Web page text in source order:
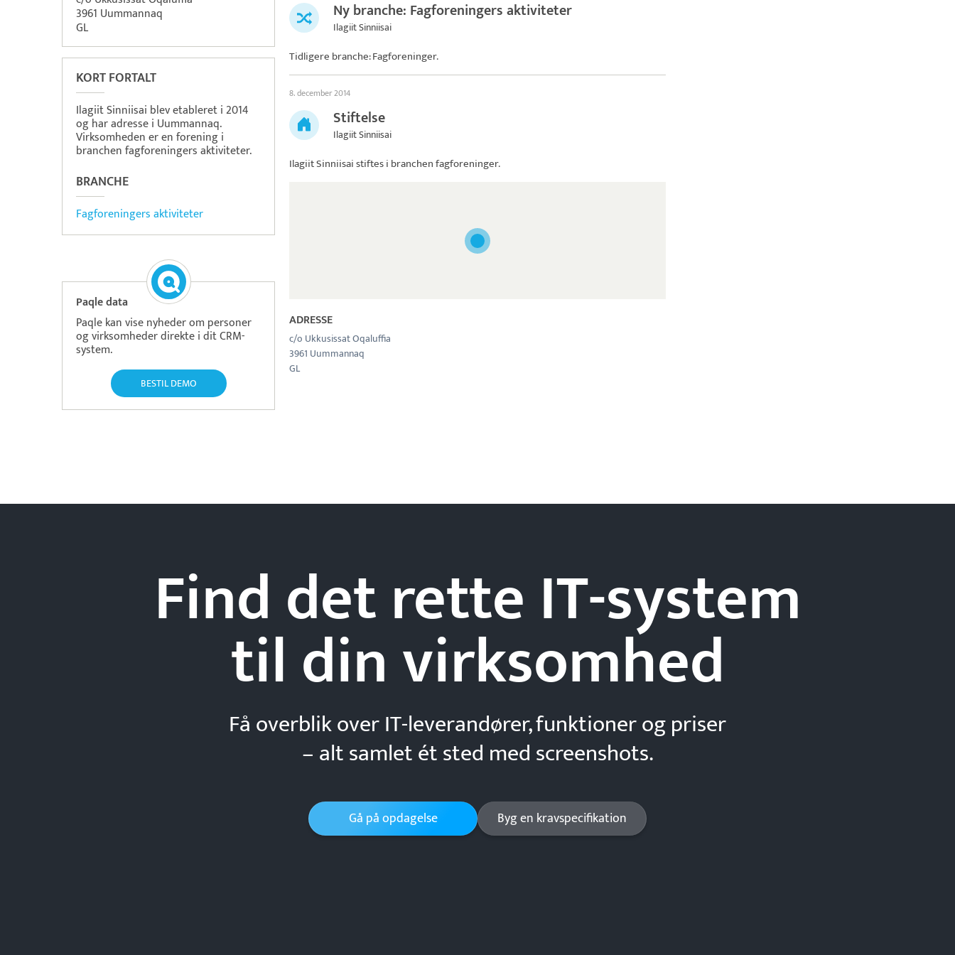
3961 Uummannaq
GL
KORT FORTALT
Ilagiit Sinniisai blev etableret i 2014
og har adresse i Uummannaq.
Virksomheden er en forening i
branchen fagforeningers aktiviteter.
BRANCHE
Fagforeningers aktiviteter
Paqle data
Paqle kan vise nyheder om personer
og virksomheder direkte i dit CRM-
system.
BESTIL DEMO
Ny branche: Fagforeningers aktiviteter
Ilagiit Sinniisai
Tidligere branche: Fagforeninger.
8. december 2014
Stiftelse
Ilagiit Sinniisai
Ilagiit Sinniisaistiftes i branchen fagforeninger.
ADRESSE
c/o Ukkusissat Oqaluffia
3961 Uummannaq
GL
Find det rette IT-system
tildinvirksomhed
Få overblik over IT-leverandører, funktioner og priser
– alt samlet ét sted med screenshots.
Gå på opdagelse Byg en kravspecifikation